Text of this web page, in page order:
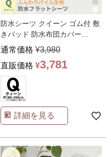
防水シーツ クイーン ゴム付 敷
きパッド 防水布団カバー
160x205cm
通常価格 ¥3,980
直販価格 ¥3,781
詳細を見る